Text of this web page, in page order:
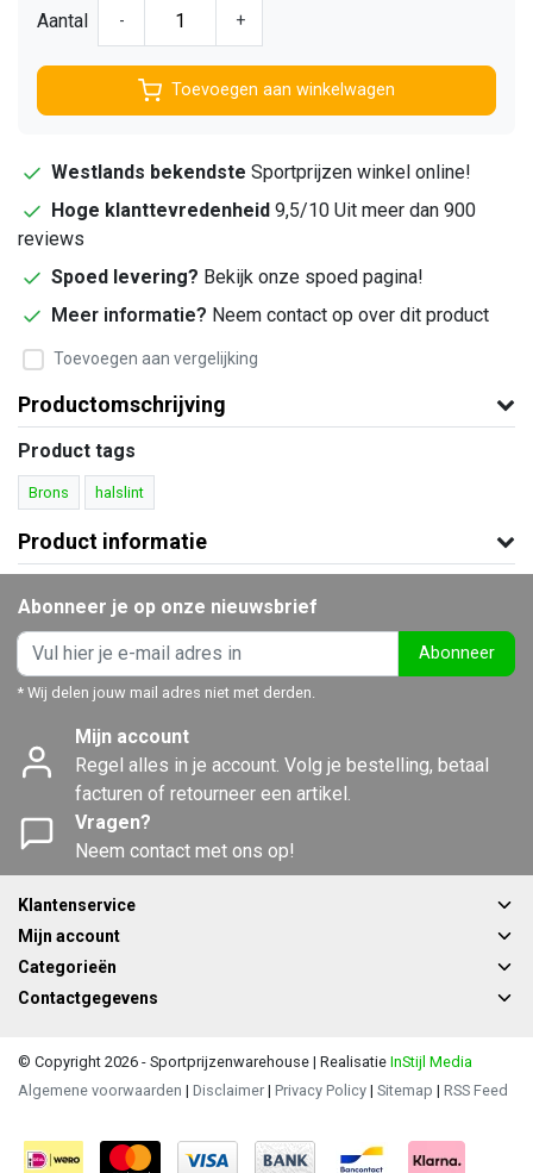
Aantal - +
Toevoegen aan winkelwagen
Westlands bekendste Sportprijzen winkel online!
Hoge klanttevredenheid 9,5/10 Uit meer dan 900
reviews
Spoed levering? Bekijk onze spoed pagina!
Meer informatie? Neem contact op over dit product
Toevoegen aan vergelijking
Productomschrijving
Product tags
Brons halslint
Product informatie
Abonneer je op onze nieuwsbrief
Abonneer
* Wij delen jouw mail adres niet met derden.
Mijn account
Regel alles in je account. Volg je bestelling, betaal
facturen of retourneer een artikel.
Vragen?
Neem contact met ons op!
Klantenservice
Mijn account
Categorieën
Contactgegevens
© Copyright 2026 - Sportprijzenwarehouse | Realisatie InStijl Media
Algemene voorwaarden | Disclaimer | Privacy Policy | Sitemap | RSS Feed